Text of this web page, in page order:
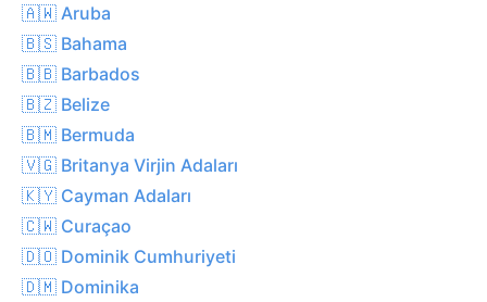
🇦🇼 Aruba
🇧🇸 Bahama
🇧🇧 Barbados
🇧🇿 Belize
🇧🇲 Bermuda
🇻🇬 Britanya Virjin Adaları
🇰🇾 Cayman Adaları
🇨🇼 Curaçao
🇩🇴 Dominik Cumhuriyeti
🇩🇲 Dominika